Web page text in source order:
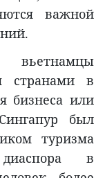
важной
странами в
бизнеса или
был
туризма
в